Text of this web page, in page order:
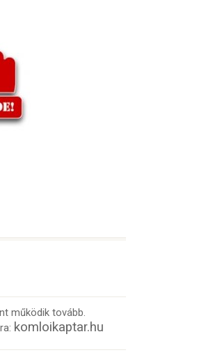
működik tovább.
komloikaptar.hu